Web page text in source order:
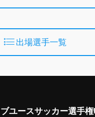
出場選手一覧
ユースサッカー選手